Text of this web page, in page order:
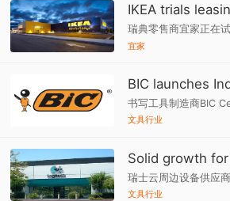
IKEA trials
宜家
文具行业
Solid growth
文具行业